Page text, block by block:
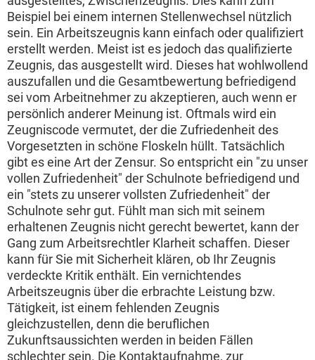
Beispiel bei einem internen Stellenwechsel nützlich
sein. Ein Arbeitszeugnis kann einfach oder qualifiziert
erstellt werden. Meist ist es jedoch das qualifizierte
Zeugnis, das ausgestellt wird. Dieses hat wohlwollend
auszufallen und die Gesamtbewertung befriedigend
sei vom Arbeitnehmer zu akzeptieren, auch wenn er
persönlich anderer Meinung ist. Oftmals wird ein
Zeugniscode vermutet, der die Zufriedenheit des
Vorgesetzten in schöne Floskeln hüllt. Tatsächlich
gibt es eine Art der Zensur. So entspricht ein "zu unser
vollen Zufriedenheit" der Schulnote befriedigend und
ein "stets zu unserer vollsten Zufriedenheit" der
Schulnote sehr gut. Fühlt man sich mit seinem
erhaltenen Zeugnis nicht gerecht bewertet, kann der
Gang zum Arbeitsrechtler Klarheit schaffen. Dieser
kann für Sie mit Sicherheit klären, ob Ihr Zeugnis
verdeckte Kritik enthält. Ein vernichtendes
Arbeitszeugnis über die erbrachte Leistung bzw.
Tätigkeit, ist einem fehlenden Zeugnis
gleichzustellen, denn die beruflichen
Zukunftsaussichten werden in beiden Fällen
schlechter sein. Die Kontaktaufnahme, zur